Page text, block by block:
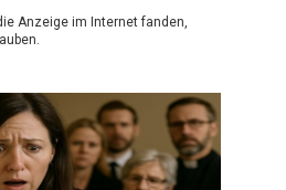
Anzeige im Internet fanden,